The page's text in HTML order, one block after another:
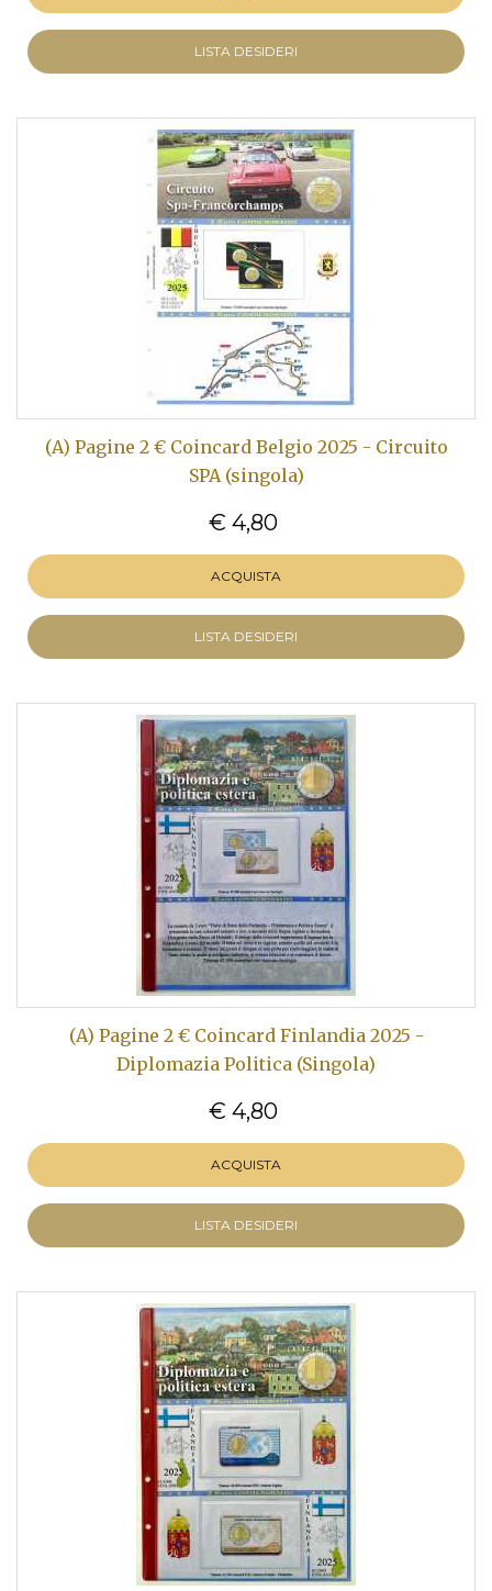
LISTA DESIDERI
(A) Pagine 2 € Coincard Belgio 2025 - Circuito
SPA (singola)
€ 4,80
ACQUISTA
LISTA DESIDERI
(A) Pagine 2 € Coincard Finlandia 2025 -
Diplomazia Politica (Singola)
€ 4,80
ACQUISTA
LISTA DESIDERI